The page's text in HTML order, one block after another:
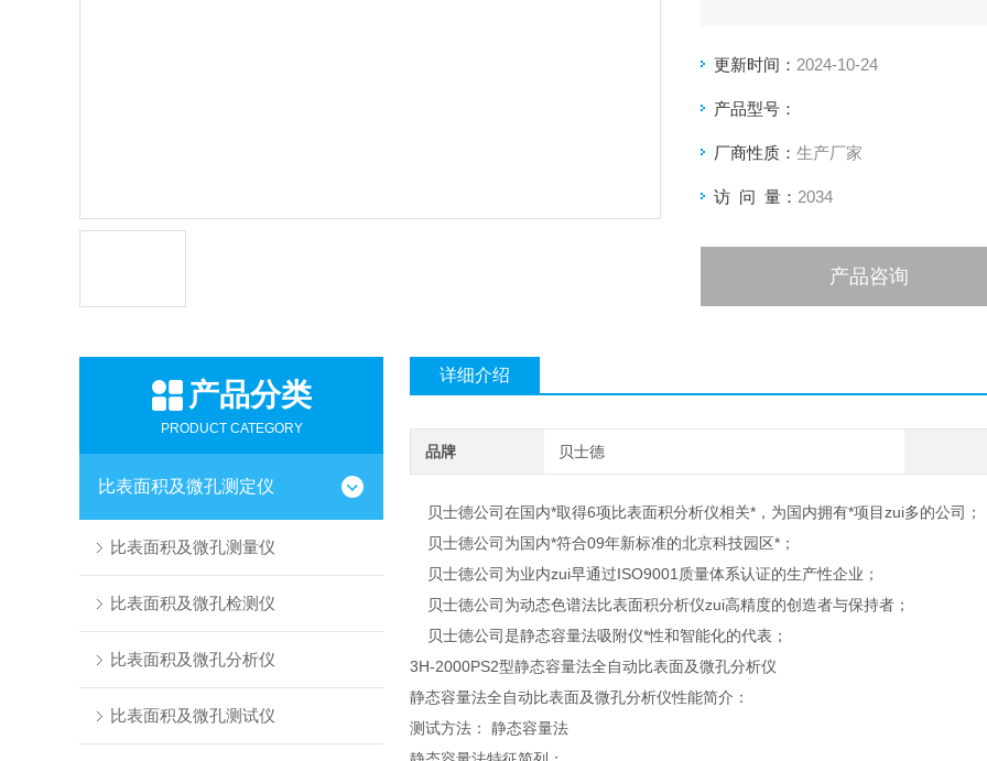
更新时间： 2024-10-24
产品型号：
厂商性质： 生产厂家
访 问 量： 2034
产品咨询
产品分类
PRODUCT CATEGORY
比表面积及微孔测定仪
比表面积及微孔测量仪
比表面积及微孔检测仪
比表面积及微孔分析仪
比表面积及微孔测试仪
详细介绍
品牌 贝士德
贝士德公司在国内*取得6项比表面积分析仪相关*，为国内拥有*项目zui多的公司；
贝士德公司为国内*符合09年新标准的北京科技园区*；
贝士德公司为业内zui早通过ISO9001质量体系认证的生产性企业；
贝士德公司为动态色谱法比表面积分析仪zui高精度的创造者与保持者；
贝士德公司是静态容量法吸附仪*性和智能化的代表；
3H-2000PS2型静态容量法全自动比表面及微孔分析仪
静态容量法全自动比表面及微孔分析仪性能简介：
测试方法： 静态容量法